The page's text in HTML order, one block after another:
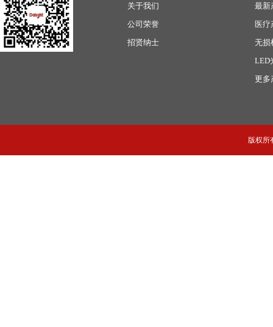
关于我们
公司荣誉
招贤纳士
最新
医疗
无损
LED
更多
版权所